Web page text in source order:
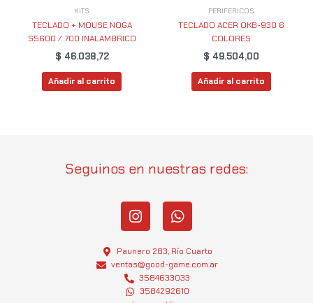
KITS
TECLADO + MOUSE NOGA
S5600 / 700 INALAMBRICO
$ 46.038,72
Añadir al carrito
PERIFERICOS
TECLADO ACER OKB-930 6
COLORES
$ 49.504,00
Añadir al carrito
Seguinos en nuestras redes:
I
n
t
a
g
r
W
h
t
s
a
p
Paunero 283, Río Cuarto
ventas@good-game.com.ar
3584633033
3584292610